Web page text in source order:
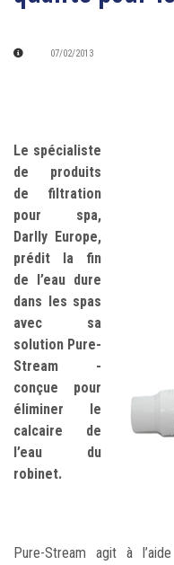
07/02/2013
Le spécialiste
de produits
de filtration
pour spa,
Darlly Europe,
prédit la fin
de l’eau dure
dans les spas
avec sa
solution Pure-
Stream -
conçue pour
éliminer le
calcaire de
l’eau du
robinet.
Pure-Stream agit à